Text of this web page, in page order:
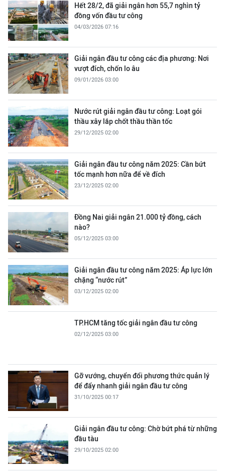
Hết 28/2, đã giải ngân hơn 55,7 nghìn tỷ
đồng vốn đầu tư công
04/03/2026 07:16
Giải ngân đầu tư công các địa phương: Nơi
vượt đích, chốn lo âu
09/01/2026 03:00
Nước rút giải ngân đầu tư công: Loạt gói
thầu xây lắp chốt thầu thần tốc
29/12/2025 02:00
Giải ngân đầu tư công năm 2025: Cần bứt
tốc mạnh hơn nữa để về đích
23/12/2025 02:00
Đồng Nai giải ngân 21.000 tỷ đồng, cách
nào?
05/12/2025 03:00
Giải ngân đầu tư công năm 2025: Áp lực lớn
chặng “nước rút”
03/12/2025 02:00
TP.HCM tăng tốc giải ngân đầu tư công
02/12/2025 03:00
Gỡ vướng, chuyển đổi phương thức quản lý
để đẩy nhanh giải ngân đầu tư công
31/10/2025 00:17
Giải ngân đầu tư công: Chờ bứt phá từ những
đầu tàu
29/10/2025 02:00